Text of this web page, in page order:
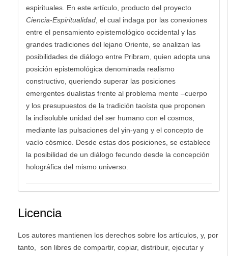
espirituales. En este artículo, producto del proyecto
Ciencia-Espiritualidad , el cual indaga por las conexiones
entre el pensamiento epistemológico occidental y las
grandes tradiciones del lejano Oriente, se analizan las
posibilidades de diálogo entre Pribram, quien adopta una
posición epistemológica denominada realismo
constructivo, queriendo superar las posiciones
emergentes dualistas frente al problema mente –cuerpo
y los presupuestos de la tradición taoísta que proponen
la indisoluble unidad del ser humano con el cosmos,
mediante las pulsaciones del yin-yang y el concepto de
vacío cósmico. Desde estas dos posiciones, se establece
la posibilidad de un diálogo fecundo desde la concepción
holográfica del mismo universo.
Licencia
Los autores mantienen los derechos sobre los artículos, y, por
tanto, son libres de compartir, copiar, distribuir, ejecutar y